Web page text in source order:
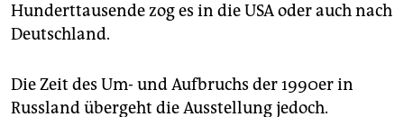
Hunderttausende zog es in die USA oder auch nach
Deutschland.
Die Zeit des Um- und Aufbruchs der 1990er in
Russland übergeht die Ausstellung jedoch.